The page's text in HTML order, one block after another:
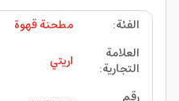
الفئة:
مطحنة قهوة
العلامة
التجارية:
اريتي
رقم